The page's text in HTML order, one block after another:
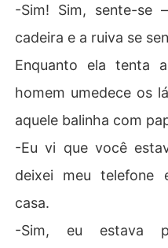
-Sim! Sim, sente-se
cadeira e a ruiva se
Enquanto ela tenta
homem umedece os
aquele balinha com
-Eu vi que você
deixei meu telefone
casa.
-Sim, eu estava